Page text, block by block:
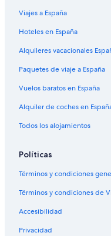
Viajes a España
Hoteles en España
Alquileres vacacionales
Paquetes de viaje a España
Vuelos baratos en España
Alquiler de coches en
Todos los alojamientos
Políticas
Términos y condiciones
Términos y condiciones de
Accesibilidad
Privacidad